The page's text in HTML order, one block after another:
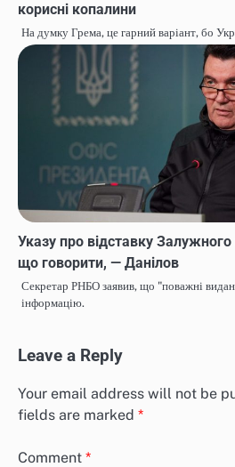
корисні копалини
На думку Грема, це гарний варіант, бо
Указу про відставку
що говорити, — Данілов
Секретар РНБО заявив, що "поважні
інформацію.
Leave a Reply
Your email address will not be
fields are marked *
Comment *